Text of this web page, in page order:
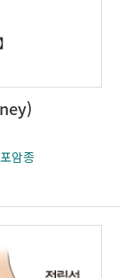
암종